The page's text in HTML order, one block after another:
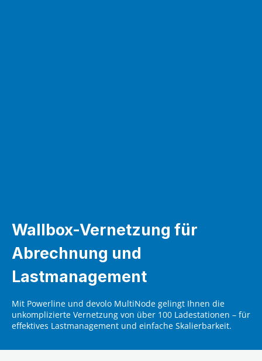
Wallbox-Vernetzung für
Abrechnung und
Lastmanagement
Mit Powerline und devolo MultiNode gelingt Ihnen die
unkomplizierte Vernetzung von über 100 Ladestationen – für
effektives Lastmanagement und einfache Skalierbarkeit.